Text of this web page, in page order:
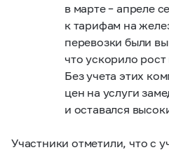
в марте – апреле
к тарифам на
перевозки были
что ускорило
Без учета этих
цен на услуги
и оставался
Участники отметили, что с